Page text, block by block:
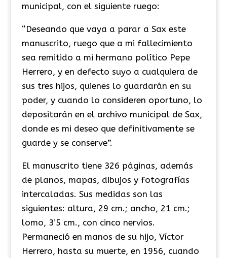
municipal, con el siguiente ruego:
“Deseando que vaya a parar a Sax este
manuscrito, ruego que a mi fallecimiento
sea remitido a mi hermano político Pepe
Herrero, y en defecto suyo a cualquiera de
sus tres hijos, quienes lo guardarán en su
poder, y cuando lo consideren oportuno, lo
depositarán en el archivo municipal de Sax,
donde es mi deseo que definitivamente se
guarde y se conserve”.
El manuscrito tiene 326 páginas, además
de planos, mapas, dibujos y fotografías
intercaladas. Sus medidas son las
siguientes: altura, 29 cm.; ancho, 21 cm.;
lomo, 3’5 cm., con cinco nervios.
Permaneció en manos de su hijo, Víctor
Herrero, hasta su muerte, en 1956, cuando